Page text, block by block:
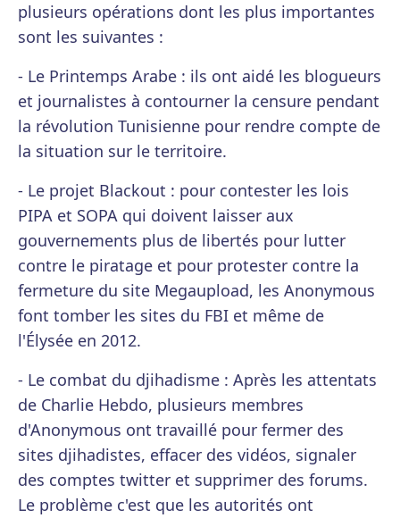
plusieurs opérations dont les plus importantes
sont les suivantes :
- Le Printemps Arabe : ils ont aidé les blogueurs
et journalistes à contourner la censure pendant
la révolution Tunisienne pour rendre compte de
la situation sur le territoire.
- Le projet Blackout : pour contester les lois
PIPA et SOPA qui doivent laisser aux
gouvernements plus de libertés pour lutter
contre le piratage et pour protester contre la
fermeture du site Megaupload, les Anonymous
font tomber les sites du FBI et même de
l'Élysée en 2012.
- Le combat du djihadisme : Après les attentats
de Charlie Hebdo, plusieurs membres
d'Anonymous ont travaillé pour fermer des
sites djihadistes, effacer des vidéos, signaler
des comptes twitter et supprimer des forums.
Le problème c'est que les autorités ont